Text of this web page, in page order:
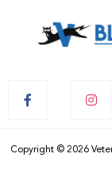
Copyright © 2026